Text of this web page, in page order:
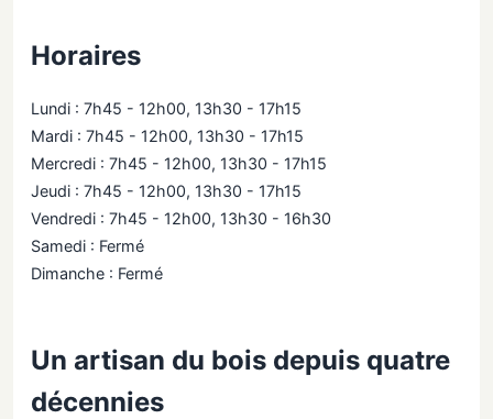
Horaires
Lundi : 7h45 - 12h00, 13h30 - 17h15
Mardi : 7h45 - 12h00, 13h30 - 17h15
Mercredi : 7h45 - 12h00, 13h30 - 17h15
Jeudi : 7h45 - 12h00, 13h30 - 17h15
Vendredi : 7h45 - 12h00, 13h30 - 16h30
Samedi : Fermé
Dimanche : Fermé
Un artisan du bois depuis quatre
décennies